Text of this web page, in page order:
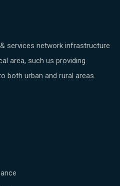
services network infrastructure
area, such us providing
both urban and rural areas.